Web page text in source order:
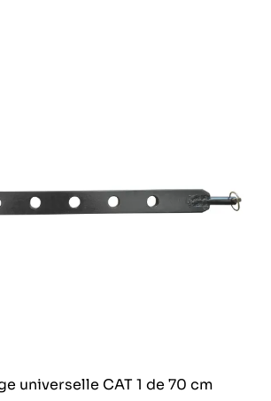
universelle CAT 1 de 70 cm